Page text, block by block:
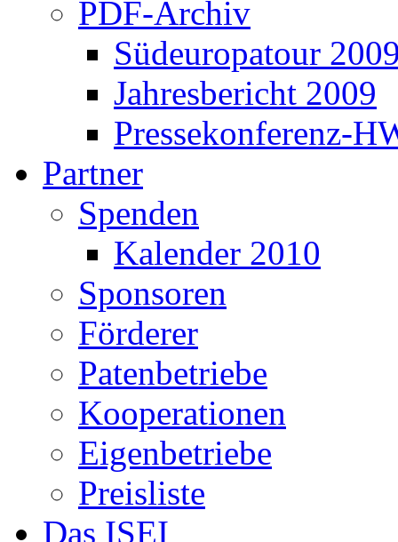
PDF-Archiv
Südeuropatour
Jahresbericht 2009
Pressekonferenz-
Partner
Spenden
Kalender 2010
Sponsoren
Förderer
Patenbetriebe
Kooperationen
Eigenbetriebe
Preisliste
Das ISEI